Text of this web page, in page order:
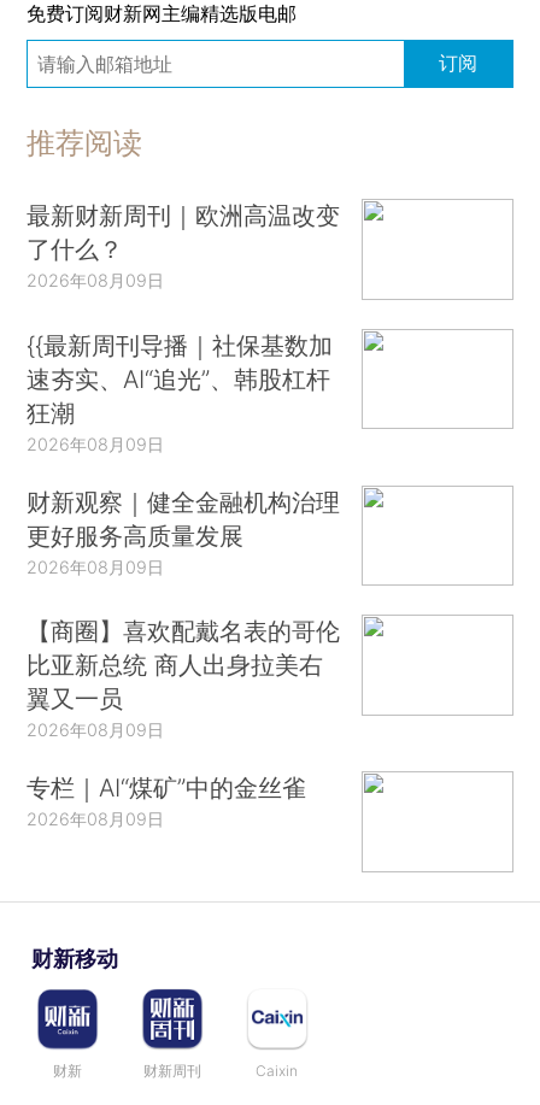
免费订阅财新网主编精选版电邮
订阅
推荐阅读
最新财新周刊｜欧洲高温改变
了什么？
2026年08月09日
{{最新周刊导播｜社保基数加
速夯实、AI“追光”、韩股杠杆
狂潮
2026年08月09日
财新观察｜健全金融机构治理
更好服务高质量发展
2026年08月09日
【商圈】喜欢配戴名表的哥伦
比亚新总统 商人出身拉美右
翼又一员
2026年08月09日
专栏｜AI“煤矿”中的金丝雀
2026年08月09日
财新移动
财新 财新周刊 Caixin